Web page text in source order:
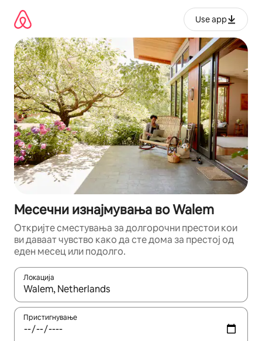
содржина
Use app
Месечни изнајмувања во Walem
Откријте сместувања за долгорочни престои кои
ви даваат чувство како да сте дома за престој од
еден месец или подолго.
Локација
Кога резултатите се достапни, движете се со копчињата
Пристигнување